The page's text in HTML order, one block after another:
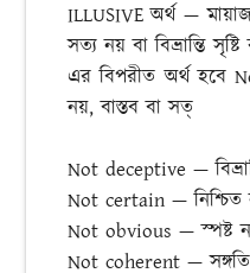
ILLUSIVE অর্থ —
সত্য নয় বা বিভ্রান্তি
এর বিপরীত অর্থ হবে
নয়, বাস্তব বা সত্
Not deceptive —
Not certain — নিশ্চিত
Not obvious — স্পষ্ট
Not coherent —